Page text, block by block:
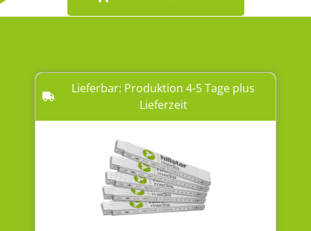
Lieferbar: Produktion 4-5 Tage plus
Lieferzeit